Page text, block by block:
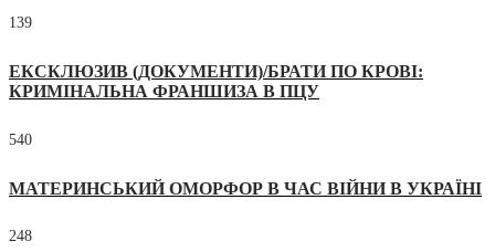
139
ЕКСКЛЮЗИВ (ДОКУМЕНТИ)/БРАТИ ПО КРОВІ:
КРИМІНАЛЬНА ФРАНШИЗА В ПЦУ
540
МАТЕРИНСЬКИЙ ОМОРФОР В ЧАС ВІЙНИ В УКРАЇНІ
248